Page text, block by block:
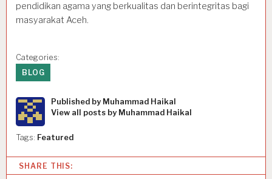
pendidikan agama yang berkualitas dan berintegritas bagi
masyarakat Aceh.
Categories:
BLOG
Published by Muhammad Haikal
View all posts by Muhammad Haikal
Tags: Featured
SHARE THIS: